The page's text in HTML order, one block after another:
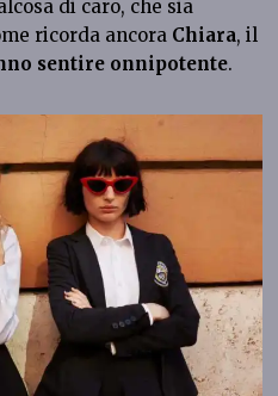
di caro, che sia
ricorda ancora Chiara, il
sentire onnipotente.